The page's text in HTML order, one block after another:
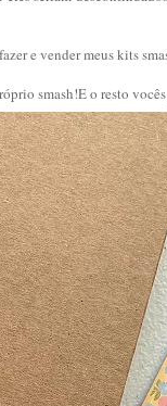
e vender meus kits
smash!E o resto